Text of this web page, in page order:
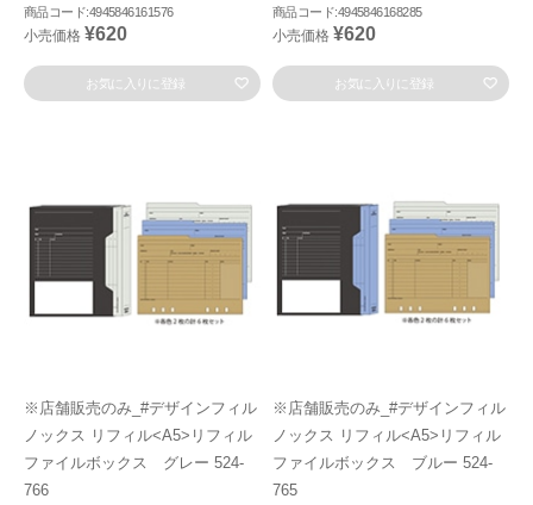
商品コード:4945846161576
小売価格 ¥620
お気に入りに登録
商品コード:4945846168285
小売価格 ¥620
お気に入りに登録
※店舗販売のみ_#デザインフィル
ノックス リフィル<A5>リフィル
ファイルボックス グレー 524-
766
※店舗販売のみ_#デザインフィル
ノックス リフィル<A5>リフィル
ファイルボックス ブルー 524-
765